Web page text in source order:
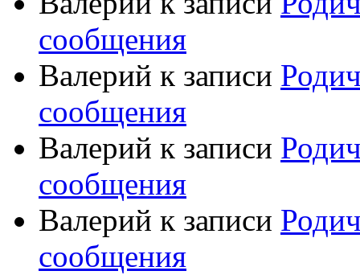
сообщения
Валерий к записи
сообщения
Валерий к записи
сообщения
Валерий к записи
сообщения